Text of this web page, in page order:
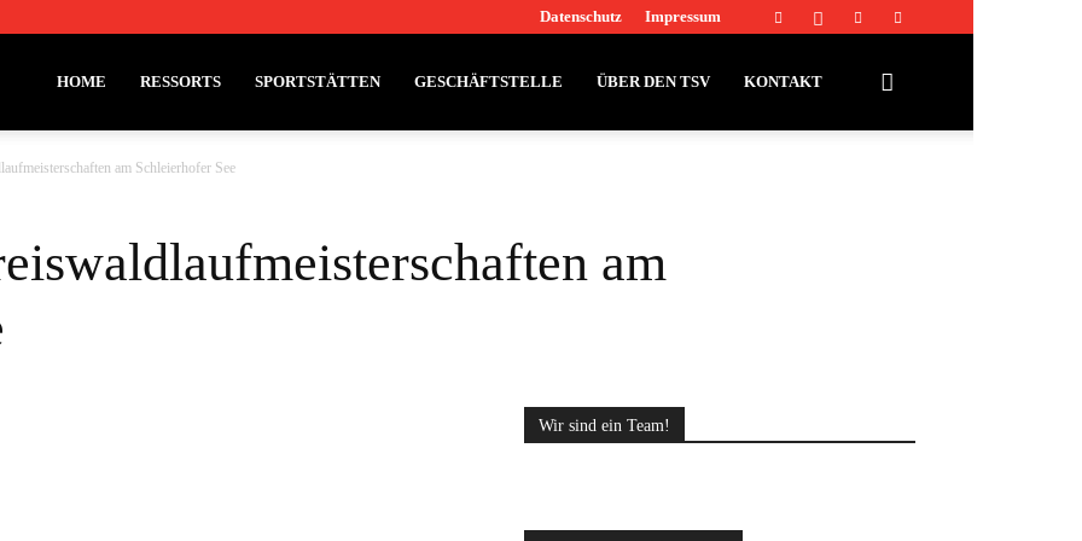
Datenschutz Impressum
HOME RESSORTS SPORTSTÄTTEN GESCHÄFTSTELLE ÜBER DEN TSV KONTAKT
am Schleierhofer See
am
Wir sind ein Team!